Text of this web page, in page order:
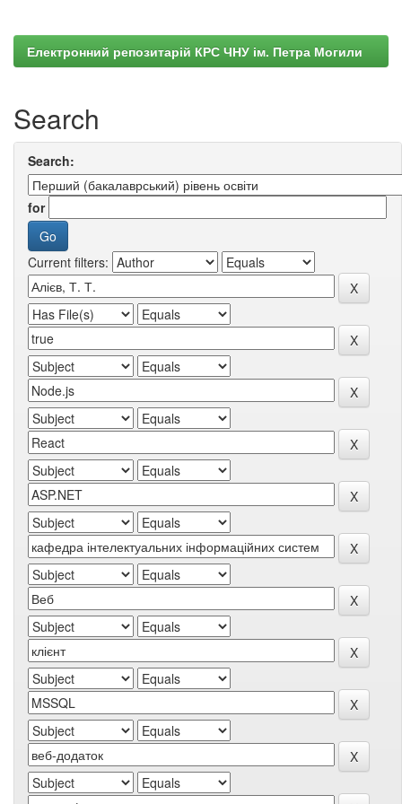
Електронний репозитарій КРС ЧНУ ім. Петра Могили
Search
Search:
for
Current filters: